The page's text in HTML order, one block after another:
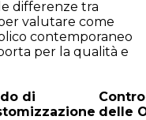
differenze tra
valutare come
contemporaneo
per la qualità e
di
delle